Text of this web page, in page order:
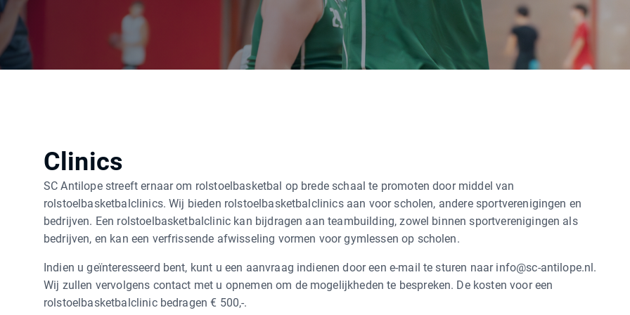
Clinics
SC Antilope streeft ernaar om rolstoelbasketbal op brede schaal te promoten door middel van
rolstoelbasketbalclinics. Wij bieden rolstoelbasketbalclinics aan voor scholen, andere sportverenigingen en
bedrijven. Een rolstoelbasketbalclinic kan bijdragen aan teambuilding, zowel binnen sportverenigingen als
bedrijven, en kan een verfrissende afwisseling vormen voor gymlessen op scholen.
Indien u geïnteresseerd bent, kunt u een aanvraag indienen door een e-mail te sturen naar info@sc-antilope.nl.
Wij zullen vervolgens contact met u opnemen om de mogelijkheden te bespreken. De kosten voor een
rolstoelbasketbalclinic bedragen € 500,-.